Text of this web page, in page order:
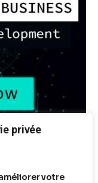
privée
votre